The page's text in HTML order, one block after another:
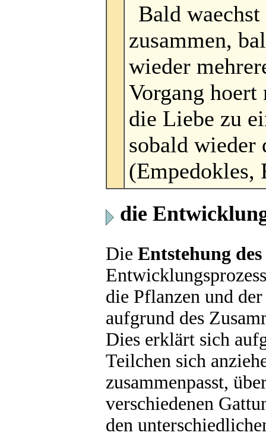
Bald
zusammen,
wieder
Vorgang
die Liebe zu
sobald wieder
(Empedokles,
die
Die Entstehung
die Pflanzen und
aufgrund des
Dies erklärt sich
Teilchen sich
zusammenpasst,
verschiedenen
den